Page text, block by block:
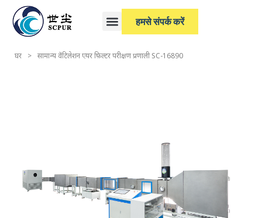
हमसे संपर्क करें
घर > सामान्य वेंटिलेशन एयर फ़िल्टर परीक्षण प्रणाली SC-16890